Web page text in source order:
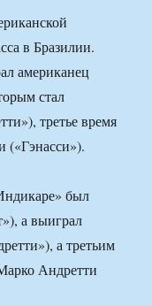
в Бразилии.
американец
стал
третье время
(«Гэнасси»).
был
а выиграл
а третьим
Андретти